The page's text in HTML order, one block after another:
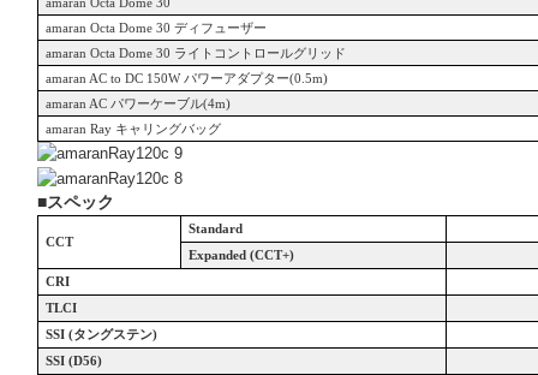
amaran Octa Dome 30ディフューザー
amaran Octa Dome 30 ライトコントロールグリッド
amaran AC to DC 150W パワーアダプター(0.5m)
amaran AC パワーケーブル(4m)
amaran Ray キャリングバッグ
■スペック
CCT
Standard
Expanded (CCT+)
CRI
TLCI
SSI (タングステン)
SSI (D56)